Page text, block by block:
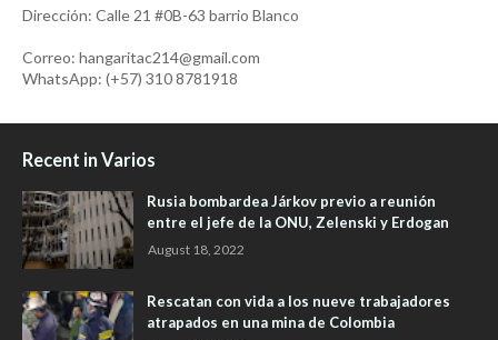
Dirección: Calle 21 #0B-63 barrio Blanco
Correo: hangaritac214@gmail.com
WhatsApp: (+57) 310 8781918
Recent in Varios
Rusia bombardea Járkov previo a reunión
entre el jefe de la ONU, Zelenski y Erdogan
August 18, 2022
Rescatan con vida a los nueve trabajadores
atrapados en una mina de Colombia